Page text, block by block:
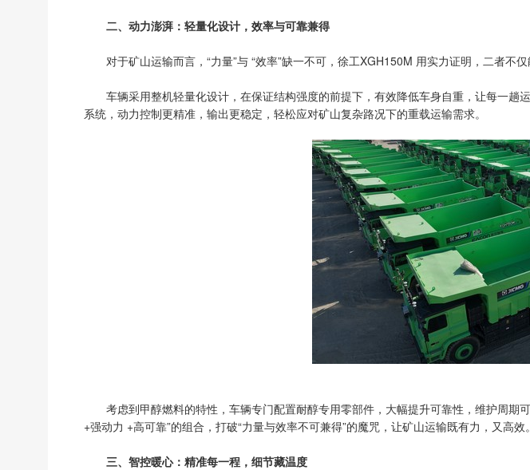
二、动力澎湃：轻量化设计，效率与可靠兼得
对于矿山运输而言，“力量”与 “效率”缺一不可，徐工XGH150M 用实力证明，二者不仅
车辆采用整机轻量化设计，在保证结构强度的前提下，有效降低车身自重，让每一
系统，动力控制更精准，输出更稳定，轻松应对矿山复杂路况下的重载运输需求。
考虑到甲醇燃料的特性，车辆专门配置耐醇专用零部件，大幅提升可靠性，维护周
+强动力 +高可靠”的组合，打破“力量与效率不可兼得”的魔咒，让矿山运输既有力，又高效。
三、智控暖心：精准每一程，细节藏温度